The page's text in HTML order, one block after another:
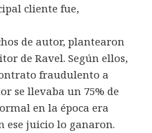
cliente fue,
de autor, plantearon
de Ravel. Según ellos,
fraudulento a
se llevaba un 75% de
en la época era
ese juicio lo ganaron.